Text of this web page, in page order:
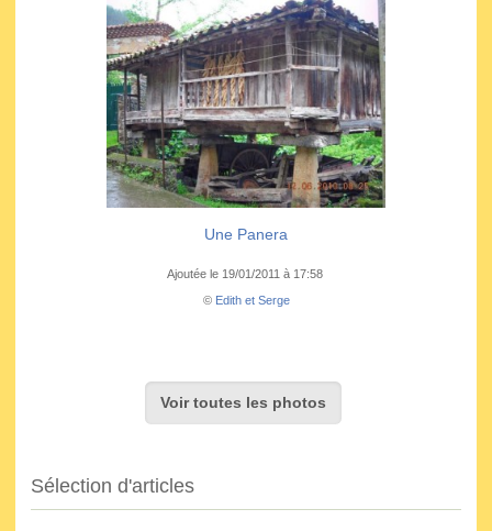
Une Panera
Ajoutée le 19/01/2011 à 17:58
© Edith et Serge
Voir toutes les photos
Sélection d'articles